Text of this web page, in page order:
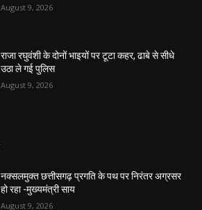
August 9, 2026
राजा रघुवंशी के दोनों भाइयों पर टूटा कहर, ढाबे से सीधे
उठा ले गई पुलिस
August 9, 2026
नक्सलमुक्त छत्तीसगढ़ प्रगति के पथ पर निरंतर अग्रसर
हो रहा -मुख्यमंत्री साय
August 9, 2026